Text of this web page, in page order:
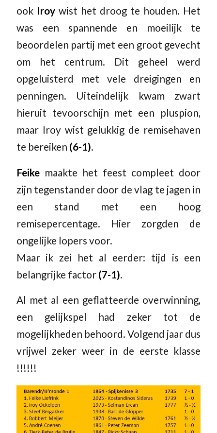
ook Iroy wist het droog te houden. Het
was een spannende en moeilijk te
beoordelen partij met een groot gevecht
om het centrum. Dit geheel werd
opgeluisterd met vele dreigingen en
penningen. Uiteindelijk kwam zwart
hieruit tevoorschijn met een pluspion,
maar Iroy wist gelukkig de remisehaven
te bereiken (6-1).
Feike maakte het feest compleet door
zijn tegenstander door de vlag te jagen in
een stand met een hoog
remisepercentage. Hier zorgden de
ongelijke lopers voor.
Maar ik zei het al eerder: tijd is een
belangrijke factor (7-1).
Al met al een geflatteerde overwinning,
een gelijkspel had zeker tot de
mogelijkheden behoord. Volgend jaar dus
vrijwel zeker weer in de eerste klasse
!!!!!!